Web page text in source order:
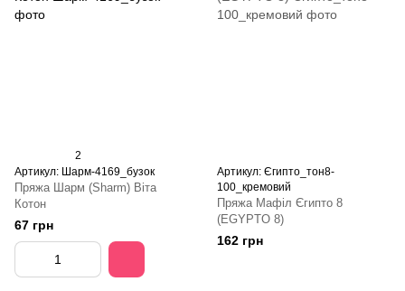
2
Артикул: Шарм-4169_бузок
Пряжа Шарм (Sharm) Віта
Котон
67 грн
Артикул: Єгипто_тон8-
100_кремовий
Пряжа Мафіл Єгипто 8
(EGYPTO 8)
162 грн